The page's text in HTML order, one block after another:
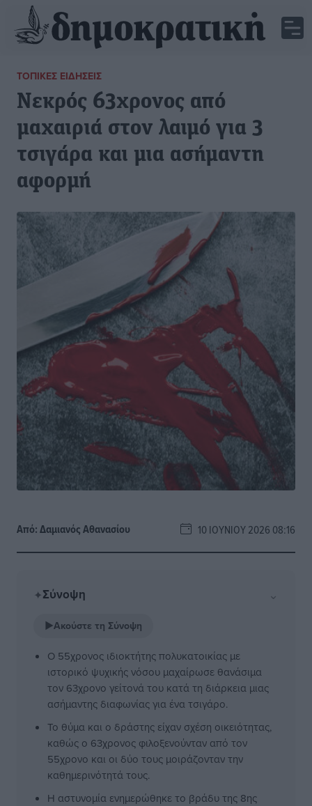
ΤΟΠΙΚΈΣ ΕΙΔΉΣΕΙΣ
Νεκρός 63χρονος από
μαχαιριά στον λαιμό για 3
τσιγάρα και μια ασήμαντη
αφορμή
Από:Δαμιανός Αθανασίου 10 ΙΟΥΝΊΟΥ 2026 08:16
✦Σύνοψη ⌄
▶Ακούστε τη Σύνοψη
Ο 55χρονος ιδιοκτήτης πολυκατοικίας με
ιστορικό ψυχικής νόσου μαχαίρωσε θανάσιμα
τον 63χρονο γείτονά του κατά τη διάρκεια μιας
ασήμαντης διαφωνίας για ένα τσιγάρο.
Το θύμα και ο δράστης είχαν σχέση οικειότητας,
καθώς ο 63χρονος φιλοξενούνταν από τον
55χρονο και οι δύο τους μοιράζονταν την
καθημερινότητά τους.
Η αστυνομία ενημερώθηκε το βράδυ της 8ης